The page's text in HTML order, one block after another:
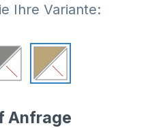
Ihre Variante:
Anfrage